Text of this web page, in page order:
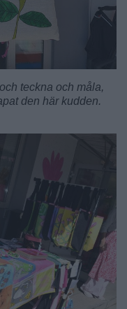
teckna och måla,
den här kudden.